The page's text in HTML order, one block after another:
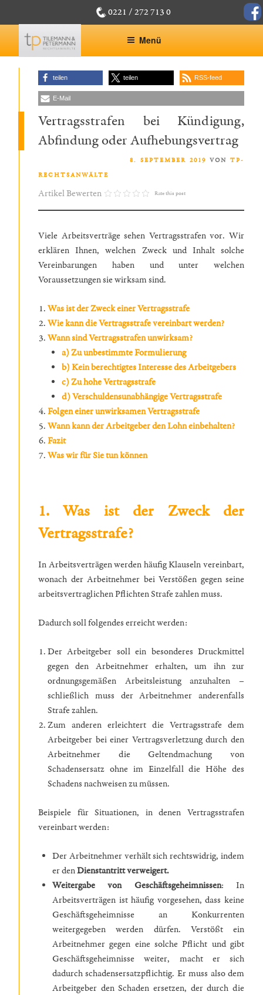
Inhalt
springen
0221 / 272 713 0
Menü
teilen teilen RSS-feed
E-Mail
Vertragsstrafen bei Kündigung,
Abfindung oder Aufhebungsvertrag
8. SEPTEMBER 2019 VONTP-
RECHTSANWÄLTE
Artikel Bewerten Rate this post
Viele Arbeitsverträge sehen Vertragsstrafen vor. Wir
erklären Ihnen, welchen Zweck und Inhalt solche
Vereinbarungen haben und unter welchen
Voraussetzungen sie wirksam sind.
Was ist der Zweck einer Vertragsstrafe
Wie kann die Vertragsstrafe vereinbart werden?
Wann sind Vertragsstrafen unwirksam?
a) Zu unbestimmte Formulierung
b) Kein berechtigtes Interesse des Arbeitgebers
c) Zu hohe Vertragsstrafe
d) Verschuldensunabhängige Vertragsstrafe
Folgen einer unwirksamen Vertragsstrafe
Wann kann der Arbeitgeber den Lohn einbehalten?
Fazit
Was wir für Sie tun können
1. Was ist der Zweck der
Vertragsstrafe?
In Arbeitsverträgen werden häufig Klauseln vereinbart,
wonach der Arbeitnehmer bei Verstößen gegen seine
arbeitsvertraglichen Pflichten Strafe zahlen muss.
Dadurch soll folgendes erreicht werden:
Der Arbeitgeber soll ein besonderes Druckmittel
gegen den Arbeitnehmer erhalten, um ihn zur
ordnungsgemäßen Arbeitsleistung anzuhalten –
schließlich muss der Arbeitnehmer anderenfalls
Strafe zahlen.
Zum anderen erleichtert die Vertragsstrafe dem
Arbeitgeber bei einer Vertragsverletzung durch den
Arbeitnehmer die Geltendmachung von
Schadensersatz ohne im Einzelfall die Höhe des
Schadens nachweisen zu müssen.
Beispiele für Situationen, in denen Vertragsstrafen
vereinbart werden:
Der Arbeitnehmer verhält sich rechtswidrig, indem
er denDienstantritt verweigert.
Weitergabe von Geschäftsgeheimnissen: In
Arbeitsverträgen ist häufig vorgesehen, dass keine
Geschäftsgeheimnisse an Konkurrenten
weitergegeben werden dürfen. Verstößt ein
Arbeitnehmer gegen eine solche Pflicht und gibt
Geschäftsgeheimnisse weiter, macht er sich
dadurch schadensersatzpflichtig. Er muss also dem
Arbeitgeber den Schaden ersetzen, der durch die